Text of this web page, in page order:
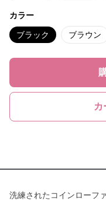
カラー
ブラック ブラウン
カ
洗練されたコインローフ